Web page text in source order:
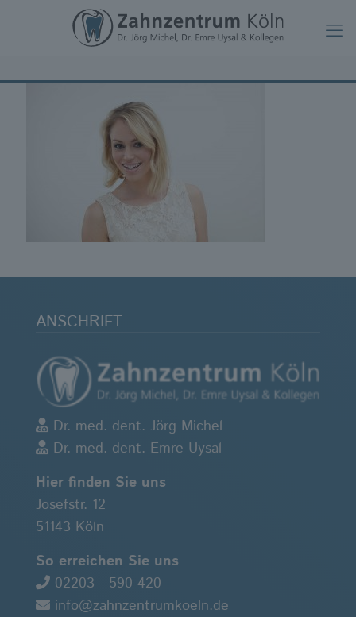
ANSCHRIFT
Dr. med. dent. Jörg Michel
Dr. med. dent. Emre Uysal
Hier finden Sie uns
Josefstr. 12
51143 Köln
So erreichen Sie uns
02203 - 590 420
info@zahnzentrumkoeln.de